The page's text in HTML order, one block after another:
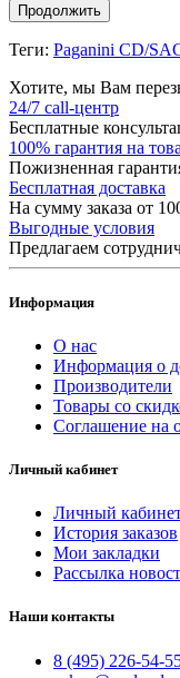
Продолжить
Теги: Paganini CD/
Хотите, мы Вам
24/7 call-центр
Бесплатные
100% гарантия на
Пожизненная
Бесплатная доставка
На сумму заказа от
Выгодные условия
Предлагаем
Информация
О нас
Информация о
Производители
Товары со
Соглашение на
Личный кабинет
Личный
История заказов
Мои закладки
Рассылка
Наши контакты
8 (495) 226-54-